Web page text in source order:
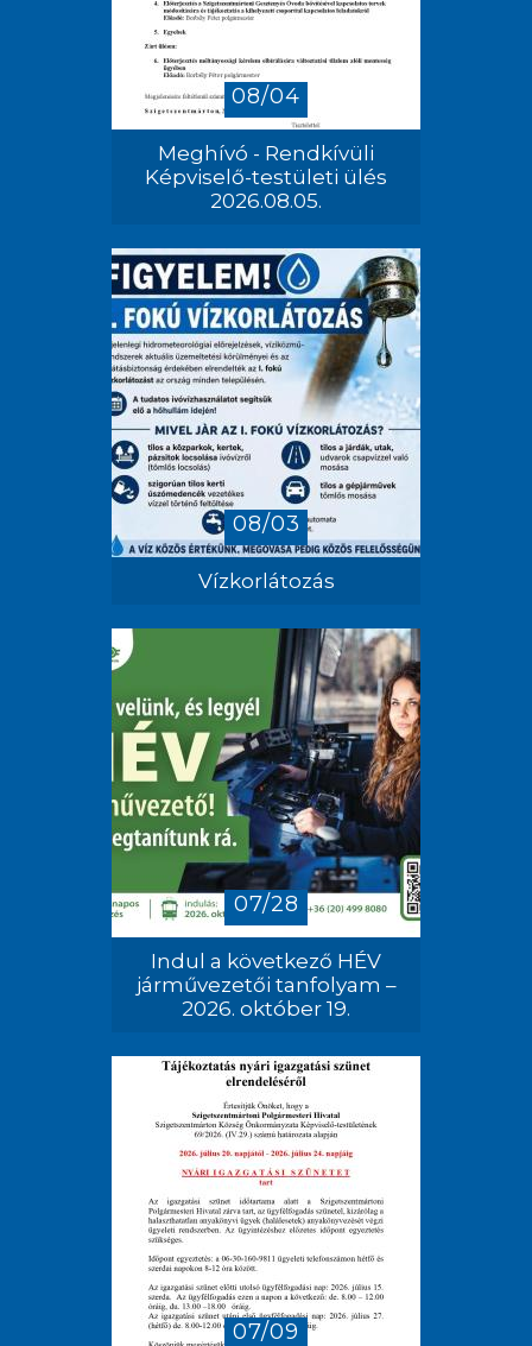
08/04
Meghívó - Rendkívüli
Képviselő-testületi ülés
2026.08.05.
08/03
Vízkorlátozás
07/28
Indul a következő HÉV
járművezetői tanfolyam –
2026. október 19.
07/09